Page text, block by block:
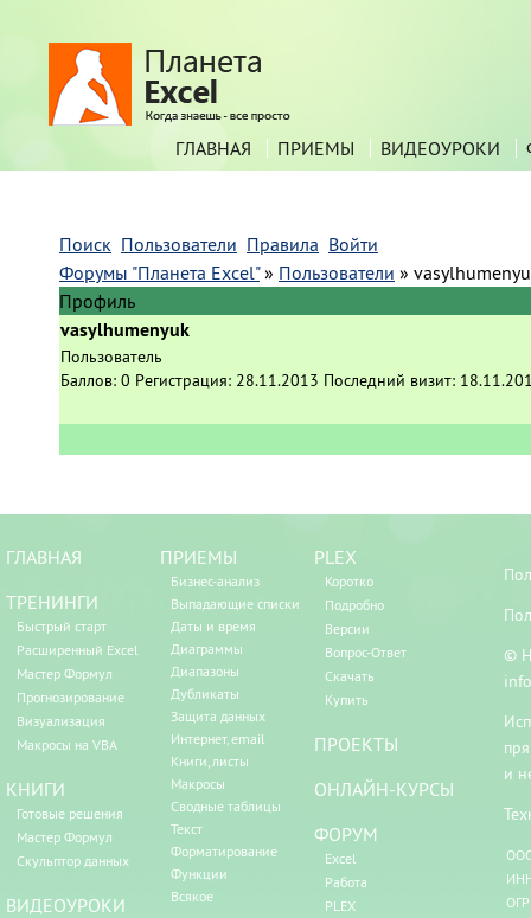
ГЛАВНАЯ ПРИЕМЫ ВИДЕОУРОКИ
Поиск Пользователи Правила Войти
Форумы "Планета Excel" » Пользователи »
Профиль
vasylhumenyuk
Пользователь
Баллов: 0 Регистрация: 28.11.2013 Последний визит:
ГЛАВНАЯ
ТРЕНИНГИ
Быстрый старт
Расширенный Excel
Мастер Формул
Прогнозирование
Визуализация
Макросы на VBA
КНИГИ
Готовые решения
Мастер Формул
Скульптор данных
ВИДЕОУРОКИ
ПРИЕМЫ
Бизнес-анализ
Выпадающие списки
Даты и время
Диаграммы
Диапазоны
Дубликаты
Защита данных
Интернет, email
Книги, листы
Макросы
Сводные таблицы
Текст
Форматирование
Функции
Всякое
PLEX
Коротко
Подробно
Версии
Вопрос-Ответ
Скачать
Купить
ПРОЕКТЫ
ОНЛАЙН-КУРСЫ
ФОРУМ
Excel
Работа
PLEX
©
и